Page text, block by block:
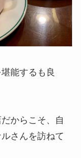
能するも良
からこそ、自
さんを訪ねて